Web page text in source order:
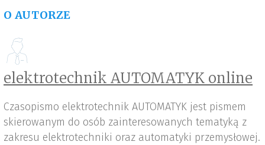
O AUTORZE
elektrotechnik AUTOMATYK online
Czasopismo elektrotechnik AUTOMATYK jest pismem
skierowanym do osób zainteresowanych tematyką z
zakresu elektrotechniki oraz automatyki przemysłowej.